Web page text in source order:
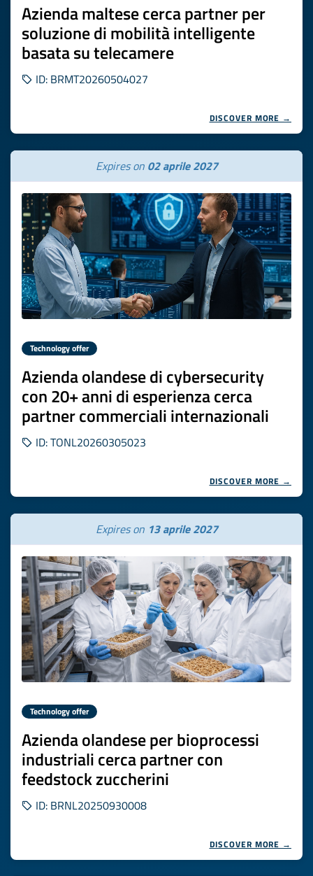
Azienda maltese cerca partner per
soluzione di mobilità intelligente
basata su telecamere
ID: BRMT20260504027
DISCOVER MORE →
Expires on 02 aprile 2027
Technology offer
Azienda olandese di cybersecurity
con 20+ anni di esperienza cerca
partner commerciali internazionali
ID: TONL20260305023
DISCOVER MORE →
Expires on 13 aprile 2027
Technology offer
Azienda olandese per bioprocessi
industriali cerca partner con
feedstock zuccherini
ID: BRNL20250930008
DISCOVER MORE →